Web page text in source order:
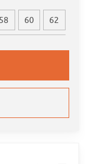
58 60 62